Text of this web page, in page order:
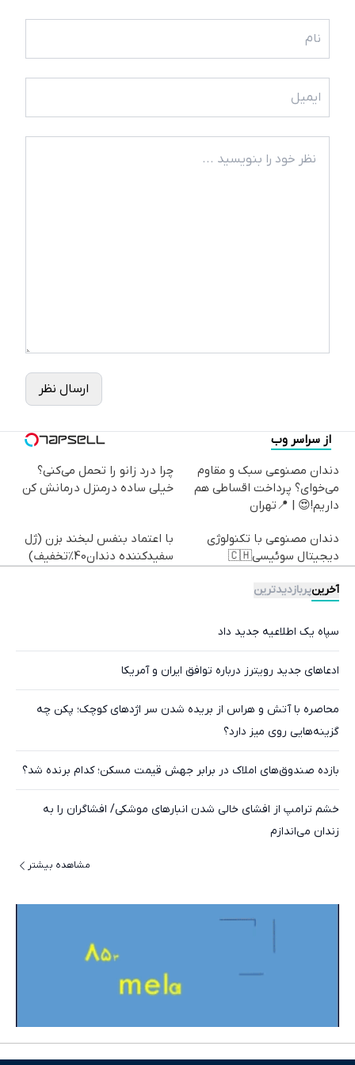
ارسال نظر
از سراسر وب
دندان مصنوعی سبک و مقاوم
می‌خوای؟ پرداخت اقساطی هم
داریم!😍 | 📍تهران
چرا درد زانو را تحمل می‌کنی؟
خیلی ساده درمنزل درمانش کن
دندان مصنوعی با تکنولوژی
دیجیتال سوئیسی🇨🇭
با اعتماد بنفس لبخند بزن (ژل
سفیدکننده دندان40%تخفیف)
آخرینپربازدیدترین
سپاه یک اطلاعیه جدید داد
ادعاهای جدید رویترز درباره توافق ایران و آمریکا
محاصره با آتش و هراس از بریده شدن سر اژدهای کوچک؛ پکن چه
گزینه‌هایی روی میز دارد؟
بازده صندوق‌های املاک در برابر جهش قیمت مسکن؛ کدام برنده شد؟
خشم ترامپ از افشای خالی شدن انبارهای موشکی/ افشاگران را به
زندان می‌اندازم
مشاهده بیشتر